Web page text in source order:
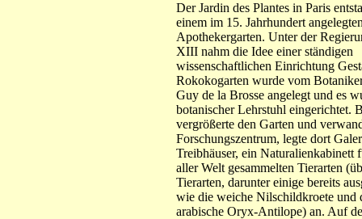
Der Jardin des Plantes in Paris
einem im 15. Jahrhundert
Apothekergarten. Unter der
XIII nahm die Idee einer ständigen
wissenschaftlichen Einrichtung
Rokokogarten wurde vom
Guy de la Brosse angelegt und es
botanischer Lehrstuhl eingerichtet.
vergrößerte den Garten und
Forschungszentrum, legte dort
Treibhäuser, ein Naturalienkabinett
aller Welt gesammelten Tierarten
Tierarten, darunter einige bereits
wie die weiche Nilschildkroete und
arabische Oryx-Antilope) an. Auf